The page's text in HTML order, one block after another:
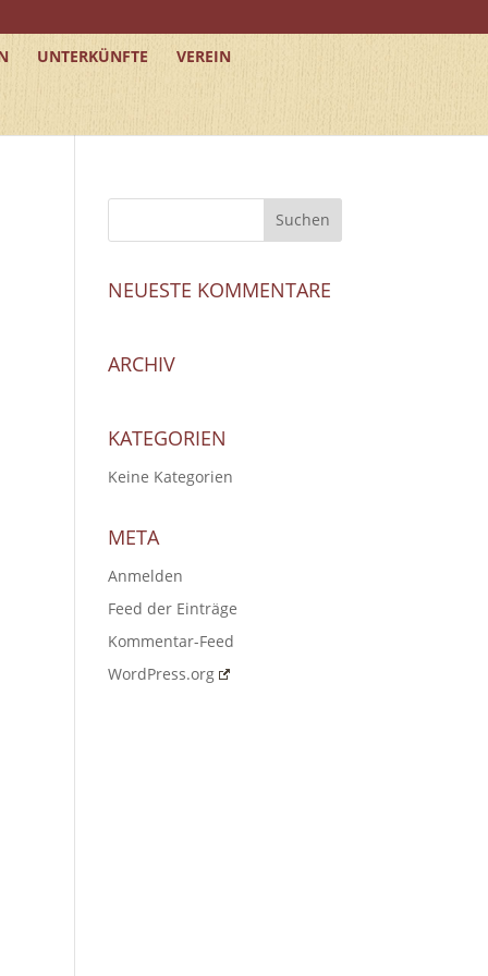
UNTERKÜNFTE VEREIN
NEUESTE KOMMENTARE
ARCHIV
KATEGORIEN
Keine Kategorien
META
Anmelden
Feed der Einträge
Kommentar-Feed
WordPress.org